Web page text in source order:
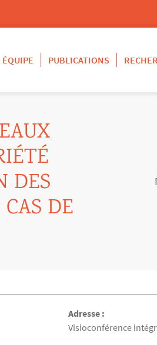
ÉQUIPE PUBLICATIONS
DES
DE
Adresse :
Visioconférence